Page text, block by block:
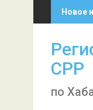
to
Новое
СРР
по